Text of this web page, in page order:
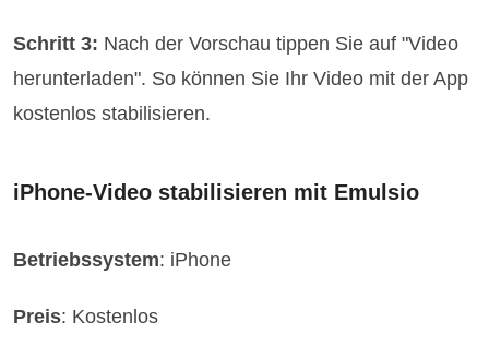
Schritt 3: Nach der Vorschau tippen Sie auf "Video
herunterladen". So können Sie Ihr Video mit der App
kostenlos stabilisieren.
iPhone-Video stabilisieren mit Emulsio
Betriebssystem: iPhone
Preis: Kostenlos